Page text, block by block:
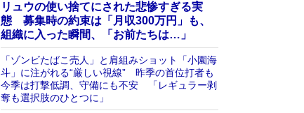
リュウの使い捨てにされた悲惨すぎる実
態 募集時の約束は「月収300万円」も、
組織に入った瞬間、「お前たちは…」
「ゾンビたばこ売人」と肩組みショット「小園海
斗」に注がれる“厳しい視線” 昨季の首位打者も
今季は打撃低調、守備にも不安 「レギュラー剥
奪も選択肢のひとつに」